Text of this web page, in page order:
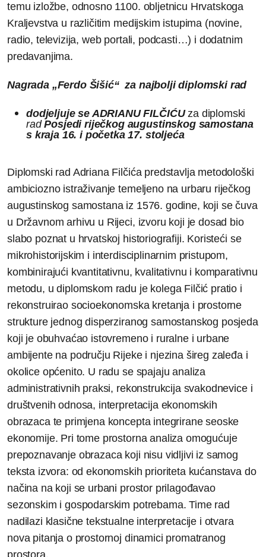
temu izložbe, odnosno 1100. obljetnicu Hrvatskoga
Kraljevstva u različitim medijskim istupima (novine,
radio, televizija, web portali, podcasti…) i dodatnim
predavanjima.
Nagrada „Ferdo Šišić“ za najbolji diplomski rad
dodjeljuje se ADRIANU FILČIĆUza diplomski
radPosjedi riječkog augustinskog samostana
s kraja 16. i početka 17. stoljeća
Diplomski rad Adriana Filčića predstavlja metodološki
ambiciozno istraživanje temeljeno na urbaru riječkog
augustinskog samostana iz 1576. godine, koji se čuva
u Državnom arhivu u Rijeci, izvoru koji je dosad bio
slabo poznat u hrvatskoj historiografiji. Koristeći se
mikrohistorijskim i interdisciplinarnim pristupom,
kombinirajući kvantitativnu, kvalitativnu i komparativnu
metodu, u diplomskom radu je kolega Filčić pratio i
rekonstruirao socioekonomska kretanja i prostorne
strukture jednog disperziranog samostanskog posjeda
koji je obuhvaćao istovremeno i ruralne i urbane
ambijente na području Rijeke i njezina šireg zaleđa i
okolice općenito. U radu se spajaju analiza
administrativnih praksi, rekonstrukcija svakodnevice i
društvenih odnosa, interpretacija ekonomskih
obrazaca te primjena koncepta integrirane seoske
ekonomije. Pri tome prostorna analiza omogućuje
prepoznavanje obrazaca koji nisu vidljivi iz samog
teksta izvora: od ekonomskih prioriteta kućanstava do
načina na koji se urbani prostor prilagođavao
sezonskim i gospodarskim potrebama. Time rad
nadilazi klasične tekstualne interpretacije i otvara
nova pitanja o prostornoj dinamici promatranog